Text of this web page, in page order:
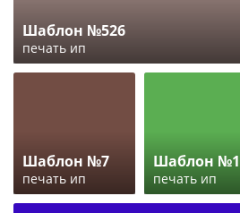
Шаблон №526
печать ип
Шаблон №7
печать ип
Шаблон
печать ип